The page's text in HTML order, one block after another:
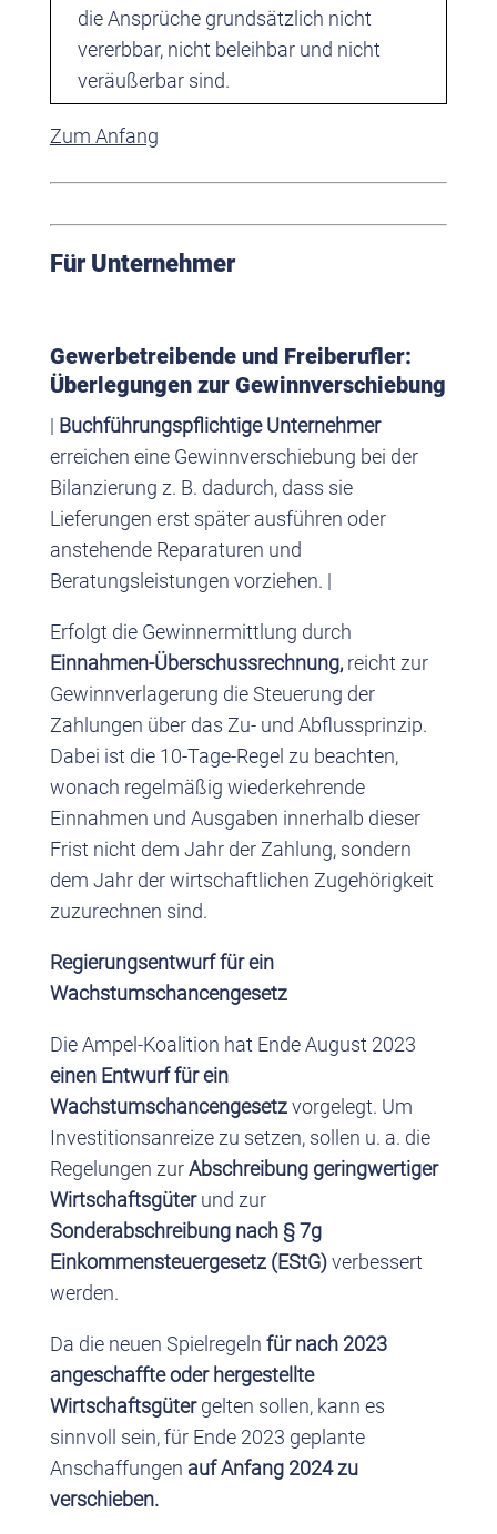
die Ansprüche grundsätzlich nicht
vererbbar, nicht beleihbar und nicht
veräußerbar sind.
Zum Anfang
Für Unternehmer
Gewerbetreibende und Freiberufler:
Überlegungen zur Gewinnverschiebung
| Buchführungspflichtige Unternehmer
erreichen eine Gewinnverschiebung bei der
Bilanzierung z. B. dadurch, dass sie
Lieferungen erst später ausführen oder
anstehende Reparaturen und
Beratungsleistungen vorziehen. |
Erfolgt die Gewinnermittlung durch
Einnahmen-Überschussrechnung,reicht zur
Gewinnverlagerung die Steuerung der
Zahlungen über das Zu- und Abflussprinzip.
Dabei ist die 10-Tage-Regel zu beachten,
wonach regelmäßig wiederkehrende
Einnahmen und Ausgaben innerhalb dieser
Frist nicht dem Jahr der Zahlung, sondern
dem Jahr der wirtschaftlichen Zugehörigkeit
zuzurechnen sind.
Regierungsentwurf für ein
Wachstumschancengesetz
Die Ampel-Koalition hat Ende August 2023
einen Entwurf für ein
Wachstumschancengesetzvorgelegt. Um
Investitionsanreize zu setzen, sollen u. a. die
Regelungen zurAbschreibung geringwertiger
Wirtschaftsgüterund zur
Sonderabschreibung nach § 7g
Einkommensteuergesetz (EStG)verbessert
werden.
Da die neuen Spielregeln für nach 2023
angeschaffte oder hergestellte
Wirtschaftsgütergelten sollen, kann es
sinnvoll sein, für Ende 2023 geplante
Anschaffungen auf Anfang 2024 zu
verschieben.